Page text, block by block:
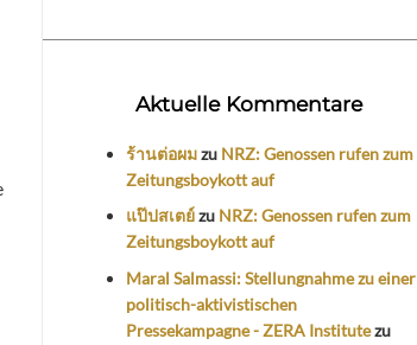
Aktuelle Kommentare
ร้านต่อผมzu NRZ: Genossen rufen zum
Zeitungsboykott auf
แป๊ปสเตย์zu NRZ: Genossen rufen zum
Zeitungsboykott auf
Maral Salmassi: Stellungnahme zu einer
politisch-aktivistischen
Pressekampagne - ZERA Institutezu